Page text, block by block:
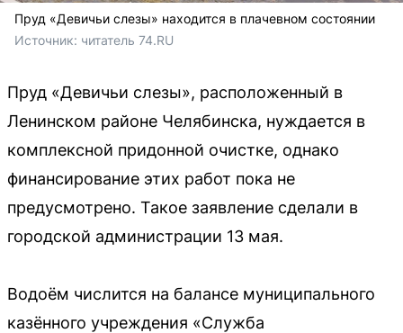
Пруд «Девичьи слезы» находится в плачевном состоянии
Источник: читатель 74.RU
Пруд «Девичьи слезы», расположенный в
Ленинском районе Челябинска, нуждается в
комплексной придонной очистке, однако
финансирование этих работ пока не
предусмотрено. Такое заявление сделали в
городской администрации 13 мая.
Водоём числится на балансе муниципального
казённого учреждения «Служба